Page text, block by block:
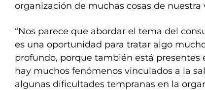
organización de muchas cosas de nuestra
“Nos parece que abordar el tema del
es una oportunidad para tratar algo
profundo, porque también está presentes
hay muchos fenómenos vinculados a la
algunas dificultades tempranas en la